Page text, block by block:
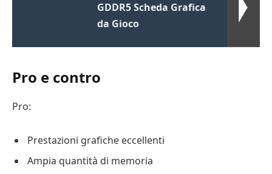
GDDR5 Scheda Grafica
da Gioco
Pro e contro
Pro:
Prestazioni grafiche eccellenti
Ampia quantità di memoria